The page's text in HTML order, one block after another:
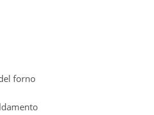
forno